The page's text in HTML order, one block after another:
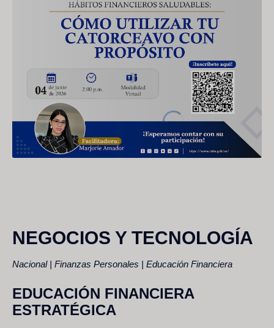
NEGOCIOS Y TECNOLOGÍA
Nacional | Finanzas Personales | Educación Financiera
EDUCACIÓN FINANCIERA
ESTRATÉGICA